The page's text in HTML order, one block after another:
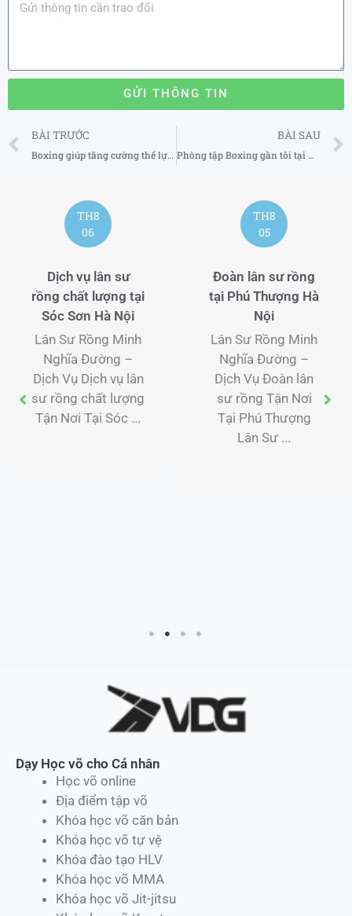
GỬI THÔNG TIN
Prev
BÀI TRƯỚC
Boxing giúp tăng cường thể lực tại tại Quận Tây Hồ Hà Nội 2025
BÀI SAU
Phòng tập Boxing gần tôi tại Hà Tĩnh
TH8
06
Dịch vụ lân sư
rồng chất lượng tại
Sóc Sơn Hà Nội
Lân Sư Rồng Minh
Nghĩa Đường –
Dịch Vụ Dịch vụ lân
sư rồng chất lượng
Tận Nơi Tại Sóc ...
TH8
05
Đoàn lân sư rồng
tại Phú Thượng Hà
Nội
Lân Sư Rồng Minh
Nghĩa Đường –
Dịch Vụ Đoàn lân
sư rồng Tận Nơi
Tại Phú Thượng
Lân Sư ...
Dạy Học võ cho Cá nhân
Học võ online
Địa điểm tập võ
Khóa học võ căn bản
Khóa học võ tự vệ
Khóa đào tạo HLV
Khóa học võ MMA
Khóa học võ Jit-jitsu